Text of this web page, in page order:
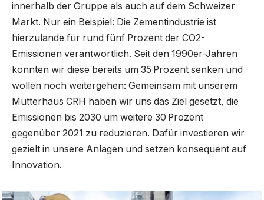
innerhalb der Gruppe als auch auf dem Schweizer
Markt. Nur ein Beispiel: Die Zementindustrie ist
hierzulande für rund fünf Prozent der CO2-
Emissionen verantwortlich. Seit den 1990er-Jahren
konnten wir diese bereits um 35 Prozent senken und
wollen noch weitergehen: Gemeinsam mit unserem
Mutterhaus CRH haben wir uns das Ziel gesetzt, die
Emissionen bis 2030 um weitere 30 Prozent
gegenüber 2021 zu reduzieren. Dafür investieren wir
gezielt in unsere Anlagen und setzen konsequent auf
Innovation.